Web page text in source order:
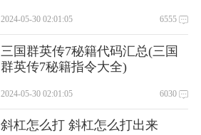
2024-05-30 02:01:05 6555
三国群英传7秘籍代码汇总(三国
群英传7秘籍指令大全)
2024-05-30 02:01:05 6030
斜杠怎么打 斜杠怎么打出来